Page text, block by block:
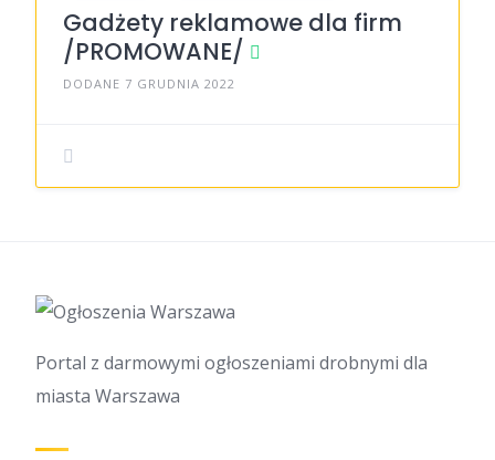
Gadżety reklamowe dla firm
/PROMOWANE/
DODANE 7 GRUDNIA 2022
Portal z darmowymi ogłoszeniami drobnymi dla
miasta Warszawa